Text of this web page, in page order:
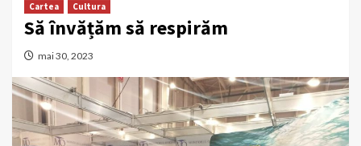
Cartea Cultura
Să învățăm să respirăm
mai 30, 2023